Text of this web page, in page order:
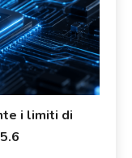
i limiti di